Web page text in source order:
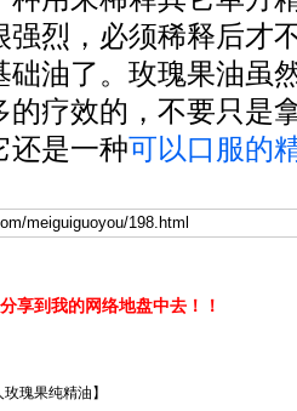
强烈，必须稀释后才
础油了。玫瑰果油虽
的疗效的，不要只是
还是一种可以口服的
享到我的网络地盘中去！！
瑰果纯精油】